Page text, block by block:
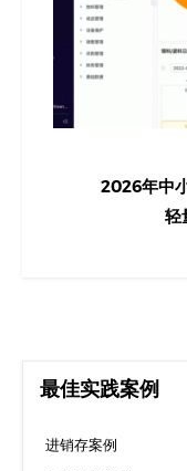
2026年中
轻
最佳实践案例
进销存案例